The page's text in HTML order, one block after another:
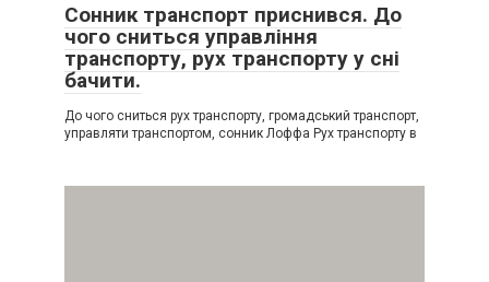
Сонник транспорт приснився. До
чого сниться управління
транспорту, рух транспорту у сні
бачити.
До чого сниться рух транспорту, громадський транспорт,
управляти транспортом, сонник Лоффа Рух транспорту в